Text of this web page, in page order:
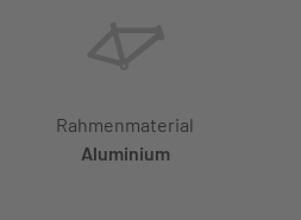
Rahmenmaterial
Aluminium